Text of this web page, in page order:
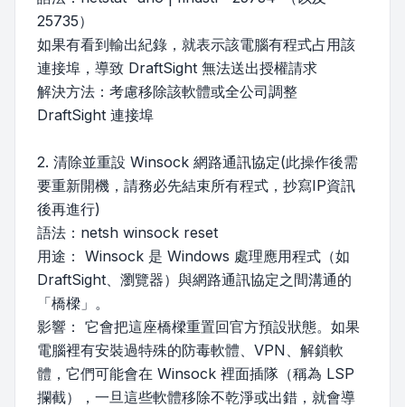
25735）
如果有看到輸出紀錄，就表示該電腦有程式占用該
連接埠，導致 DraftSight 無法送出授權請求
解決方法：考慮移除該軟體或全公司調整
DraftSight 連接埠
2. 清除並重設 Winsock 網路通訊協定(此操作後需
要重新開機，請務必先結束所有程式，抄寫IP資訊
後再進行)
語法：netsh winsock reset
用途： Winsock 是 Windows 處理應用程式（如
DraftSight、瀏覽器）與網路通訊協定之間溝通的
「橋樑」。
影響： 它會把這座橋樑重置回官方預設狀態。如果
電腦裡有安裝過特殊的防毒軟體、VPN、解鎖軟
體，它們可能會在 Winsock 裡面插隊（稱為 LSP
攔截），一旦這些軟體移除不乾淨或出錯，就會導